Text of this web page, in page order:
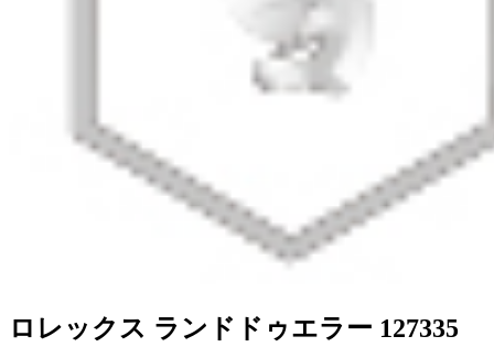
ロレックス ランドドゥエラー 127335